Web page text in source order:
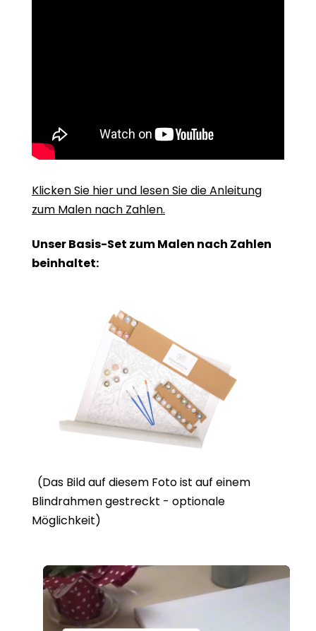
Klicken Sie hier und lesen Sie die Anleitung
zum Malen nach Zahlen.
Unser Basis-Set zum Malen nach Zahlen
beinhaltet:
(Das Bild auf diesem Foto ist auf einem
Blindrahmen gestreckt - optionale
Möglichkeit)